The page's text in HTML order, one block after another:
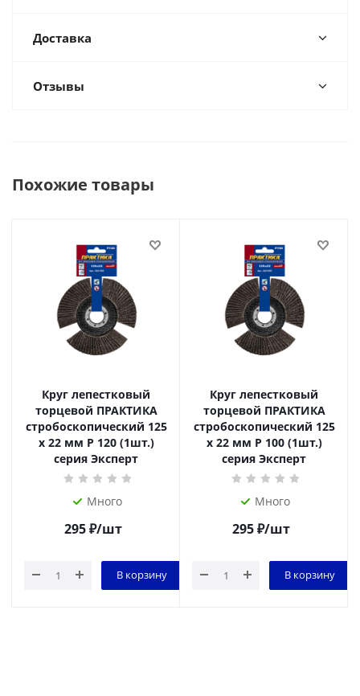
Доставка
Отзывы
Похожие товары
Круг лепестковый
торцевой ПРАКТИКА
стробоскопический 125
х 22 мм Р 120 (1шт.)
серия Эксперт
Много
295₽/шт
В корзину
Круг лепестковый
торцевой ПРАКТИКА
стробоскопический 125
х 22 мм Р 100 (1шт.)
серия Эксперт
Много
295₽/шт
В корзину